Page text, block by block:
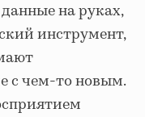
на руках,
инструмент,
с чем-то новым.